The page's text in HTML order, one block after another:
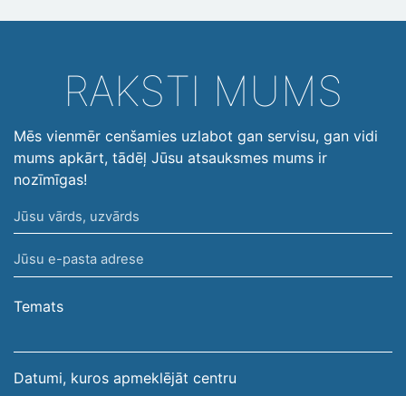
RAKSTI MUMS
Mēs vienmēr cenšamies uzlabot gan servisu, gan vidi
mums apkārt, tādēļ Jūsu atsauksmes mums ir
nozīmīgas!
Jūsu
vārds,
uzvārds
Jūsu
e-
pasta
Temats
Datumi, kuros apmeklējāt centru